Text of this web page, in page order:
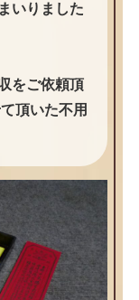
いりました
をご依頼頂
頂いた不用